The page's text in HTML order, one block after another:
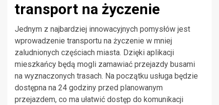
transport na życzenie
Jednym z najbardziej innowacyjnych pomysłów jest
wprowadzenie transportu na życzenie w mniej
zaludnionych częściach miasta. Dzięki aplikacji
mieszkańcy będą mogli zamawiać przejazdy busami
na wyznaczonych trasach. Na początku usługa będzie
dostępna na 24 godziny przed planowanym
przejazdem, co ma ułatwić dostęp do komunikacji